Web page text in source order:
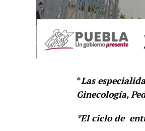
*Las
Ginecología,
*El ciclo de